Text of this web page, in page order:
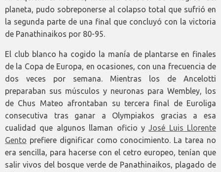
planeta, pudo sobreponerse al colapso total que sufrió en
la segunda parte de una final que concluyó con la victoria
de Panathinaikos por 80-95.
El club blanco ha cogido la manía de plantarse en finales
de la Copa de Europa, en ocasiones, con una frecuencia de
dos veces por semana. Mientras los de Ancelotti
preparaban sus músculos y neuronas para Wembley, los
de Chus Mateo afrontaban su tercera final de Euroliga
consecutiva tras ganar a Olympiakos gracias a esa
cualidad que algunos llaman oficio yJosé Luis Llorente
Gento prefiere dignificar como conocimiento. La tarea no
era sencilla, para hacerse con el cetro europeo, tenían que
salir vivos del bosque verde de Panathinaikos, plagado de